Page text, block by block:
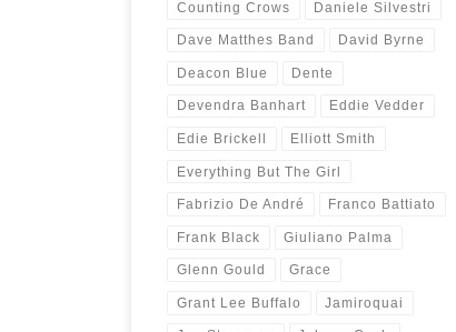
Counting Crows Daniele Silvestri
Dave Matthes Band David Byrne
Deacon Blue Dente
Devendra Banhart Eddie Vedder
Edie Brickell Elliott Smith
Everything But The Girl
Fabrizio De André Franco Battiato
Frank Black Giuliano Palma
Glenn Gould Grace
Grant Lee Buffalo Jamiroquai